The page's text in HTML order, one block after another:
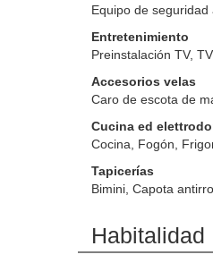
Equipo de seguridad
Entretenimiento
Preinstalación TV, TV.
Accesorios velas
Caro de escota de
Cucina ed
Cocina, Fogón,
Tapicerías
Bimini, Capota
Habitalidad